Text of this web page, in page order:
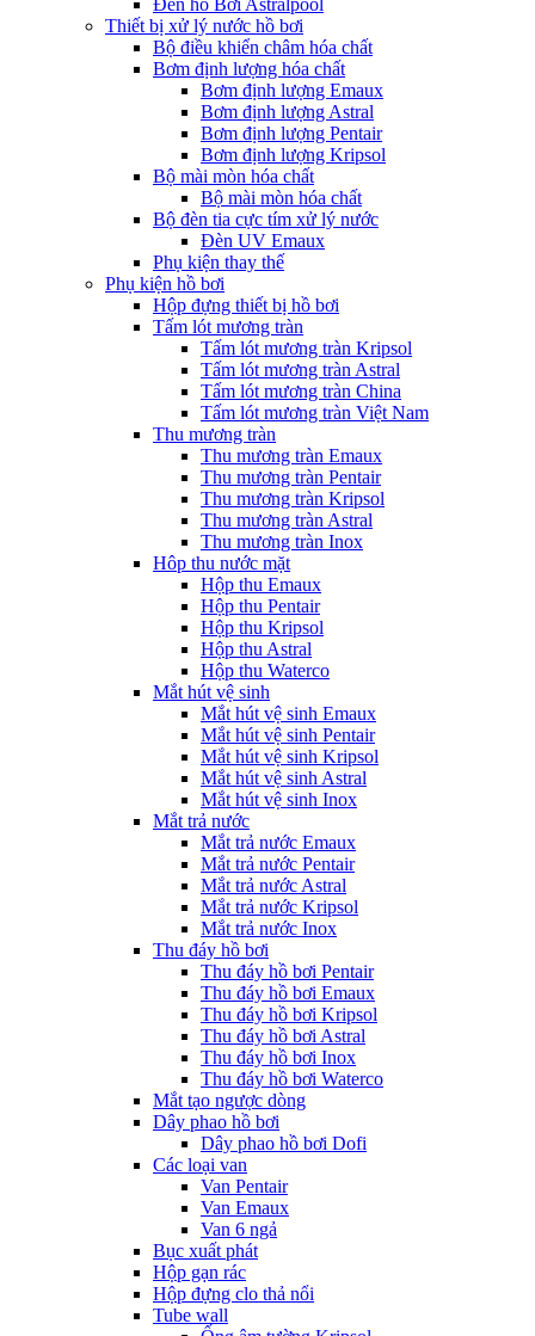
Đèn hồ Bơi Astralpool
Thiết bị xử lý nước hồ bơi
Bộ điều khiển châm hóa chất
Bơm định lượng hóa chất
Bơm định lượng Emaux
Bơm định lượng Astral
Bơm định lượng Pentair
Bơm định lượng Kripsol
Bộ mài mòn hóa chất
Bộ mài mòn hóa chất
Bộ đèn tia cực tím xử lý nước
Đèn UV Emaux
Phụ kiện thay thế
Phụ kiện hồ bơi
Hộp đựng thiết bị hồ bơi
Tấm lót mương tràn
Tấm lót mương tràn Kripsol
Tấm lót mương tràn Astral
Tấm lót mương tràn China
Tấm lót mương tràn Việt Nam
Thu mương tràn
Thu mương tràn Emaux
Thu mương tràn Pentair
Thu mương tràn Kripsol
Thu mương tràn Astral
Thu mương tràn Inox
Hôp thu nước mặt
Hộp thu Emaux
Hộp thu Pentair
Hộp thu Kripsol
Hộp thu Astral
Hộp thu Waterco
Mắt hút vệ sinh
Mắt hút vệ sinh Emaux
Mắt hút vệ sinh Pentair
Mắt hút vệ sinh Kripsol
Mắt hút vệ sinh Astral
Mắt hút vệ sinh Inox
Mắt trả nước
Mắt trả nước Emaux
Mắt trả nước Pentair
Mắt trả nước Astral
Mắt trả nước Kripsol
Mắt trả nước Inox
Thu đáy hồ bơi
Thu đáy hồ bơi Pentair
Thu đáy hồ bơi Emaux
Thu đáy hồ bơi Kripsol
Thu đáy hồ bơi Astral
Thu đáy hồ bơi Inox
Thu đáy hồ bơi Waterco
Mắt tạo ngược dòng
Dây phao hồ bơi
Dây phao hồ bơi Dofi
Các loại van
Van Pentair
Van Emaux
Van 6 ngả
Bục xuất phát
Hộp gạn rác
Hộp đựng clo thả nổi
Tube wall